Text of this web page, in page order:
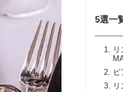
5選一